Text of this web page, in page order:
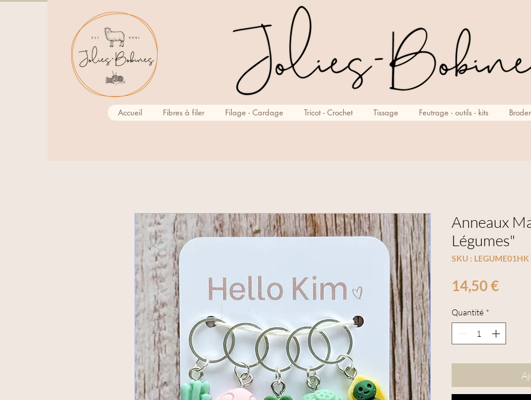
Accueil Fibres à filer Filage - Cardage Tricot - Crochet Tissage Feutrage - outils - kits
Anneaux
Légumes"
SKU : LEGUME01HK
14,50 €Prix
Quantité *